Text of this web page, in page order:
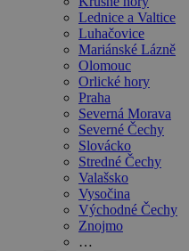
Lednice a Valtice
Luhačovice
Mariánské Lázně
Olomouc
Orlické hory
Praha
Severná Morava
Severné Čechy
Slovácko
Stredné Čechy
Valašsko
Vysočina
Východné Čechy
Znojmo
…